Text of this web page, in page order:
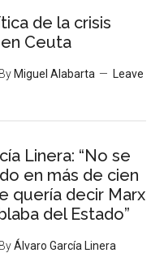
de la crisis
Ceuta
By Miguel Alabarta
Leave
Linera: “No se
en más de cien
quería decir Marx
del Estado”
ByÁlvaro García Linera